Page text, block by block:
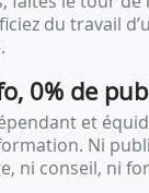
du travail
0% de pub
et
Ni
ni conseil, ni